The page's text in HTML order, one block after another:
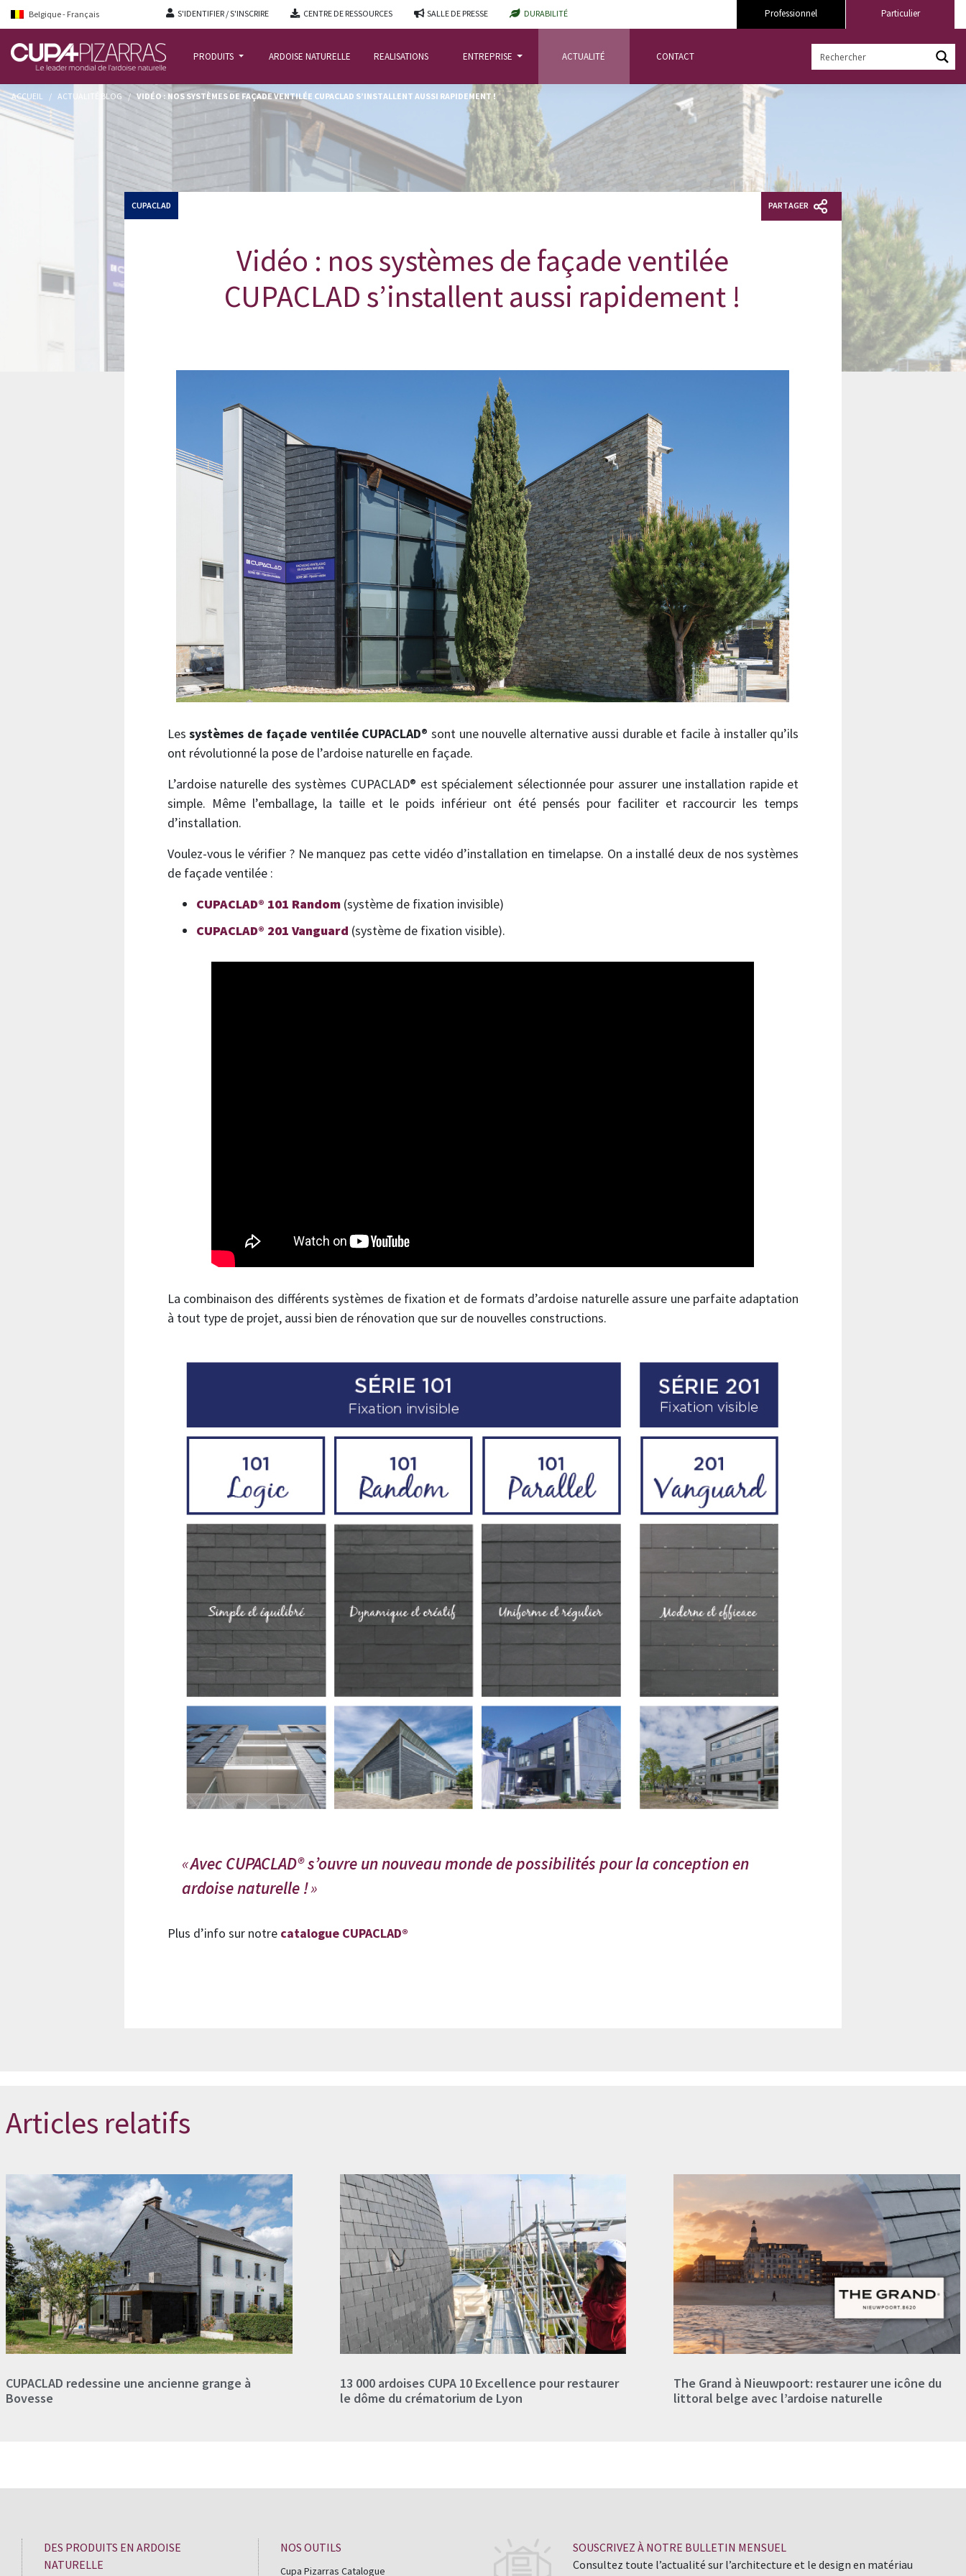
Belgique - Français S'IDENTIFIER / S'INSCRIRE CENTRE DE RESSOURCES SALLE DE PRESSE DURABILITÉ Particulier
Professionnel
PRODUITS ARDOISE NATURELLE REALISATIONS ENTREPRISE ACTUALITÉ CONTACT
ACCUEIL / ACTUALITÉ BLOG / VIDÉO : NOS SYSTÈMES DE FAÇADE VENTILÉE CUPACLAD S’INSTALLENT AUSSI RAPIDEMENT !
CUPACLAD PARTAGER
Vidéo : nos systèmes de façade ventilée
CUPACLAD s’installent aussi rapidement !
Lessystèmes de façade ventilée CUPACLAD® sont une nouvelle alternative aussi durable et facile à installer qu’ils
ont révolutionné la pose de l’ardoise naturelle en façade.
L’ardoise naturelle des systèmes CUPACLAD® est spécialement sélectionnée pour assurer une installation rapide et
simple. Même l’emballage, la taille et le poids inférieur ont été pensés pour faciliter et raccourcir les temps
d’installation.
Voulez-vous le vérifier ? Ne manquez pas cette vidéo d’installation en timelapse. On a installé deux de nos systèmes
de façade ventilée :
CUPACLAD® 101 Random(système de fixation invisible)
CUPACLAD® 201 Vanguard (système de fixation visible).
La combinaison des différents systèmes de fixation et de formats d’ardoise naturelle assure une parfaite adaptation
à tout type de projet, aussi bien de rénovation que sur de nouvelles constructions.
Avec CUPACLAD® s’ouvre un nouveau monde de possibilités pour la conception en
ardoise naturelle !
Plus d’info sur notre catalogue CUPACLAD®
Articles relatifs
CUPACLAD redessine une ancienne grange à
Bovesse
13 000 ardoises CUPA 10 Excellence pour restaurer
le dôme du crématorium de Lyon
The Grand à Nieuwpoort: restaurer une icône du
littoral belge avec l’ardoise naturelle
DES PRODUITS EN ARDOISE
NATURELLE
NOS OUTILS
Cupa Pizarras Catalogue
SOUSCRIVEZ À NOTRE BULLETIN MENSUEL
Consultez toute l’actualité sur l’architecture et le design en matériau